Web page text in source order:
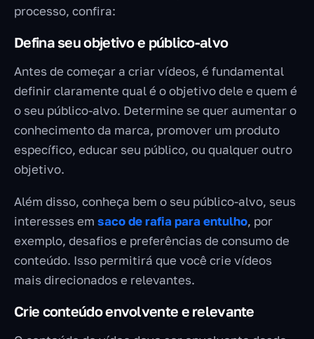
processo, confira:
Defina seu objetivo e público-alvo
Antes de começar a criar vídeos, é fundamental
definir claramente qual é o objetivo dele e quem é
o seu público-alvo. Determine se quer aumentar o
conhecimento da marca, promover um produto
específico, educar seu público, ou qualquer outro
objetivo.
Além disso, conheça bem o seu público-alvo, seus
interesses em saco de rafia para entulho, por
exemplo, desafios e preferências de consumo de
conteúdo. Isso permitirá que você crie vídeos
mais direcionados e relevantes.
Crie conteúdo envolvente e relevante